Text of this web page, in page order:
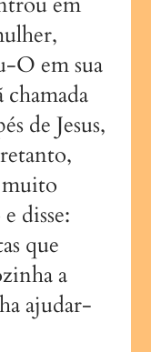
O em sua
chamada
de Jesus,
disse:
que
a
ajudar-